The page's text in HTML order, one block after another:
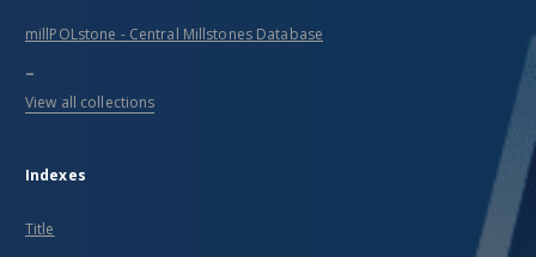
millPOLstone - Central Millstones Database
...
View all collections
Indexes
Title